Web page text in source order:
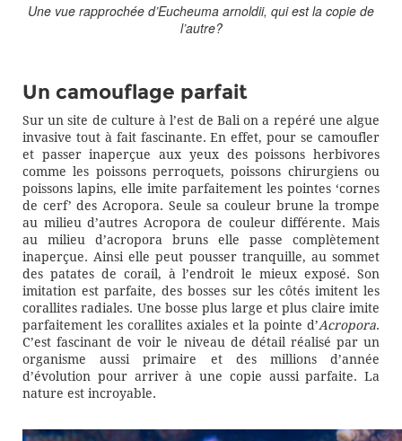
Une vue rapprochée d’Eucheuma arnoldii, qui est la copie de
l’autre?
Un camouflage parfait
Sur un site de culture à l’est de Bali on a repéré une algue
invasive tout à fait fascinante. En effet, pour se camoufler
et passer inaperçue aux yeux des poissons herbivores
comme les poissons perroquets, poissons chirurgiens ou
poissons lapins, elle imite parfaitement les pointes ‘cornes
de cerf’ des Acropora. Seule sa couleur brune la trompe
au milieu d’autres Acropora de couleur différente. Mais
au milieu d’acropora bruns elle passe complètement
inaperçue. Ainsi elle peut pousser tranquille, au sommet
des patates de corail, à l’endroit le mieux exposé. Son
imitation est parfaite, des bosses sur les côtés imitent les
corallites radiales. Une bosse plus large et plus claire imite
parfaitement les corallites axiales et la pointe d’Acropora.
C’est fascinant de voir le niveau de détail réalisé par un
organisme aussi primaire et des millions d’année
d’évolution pour arriver à une copie aussi parfaite. La
nature est incroyable.